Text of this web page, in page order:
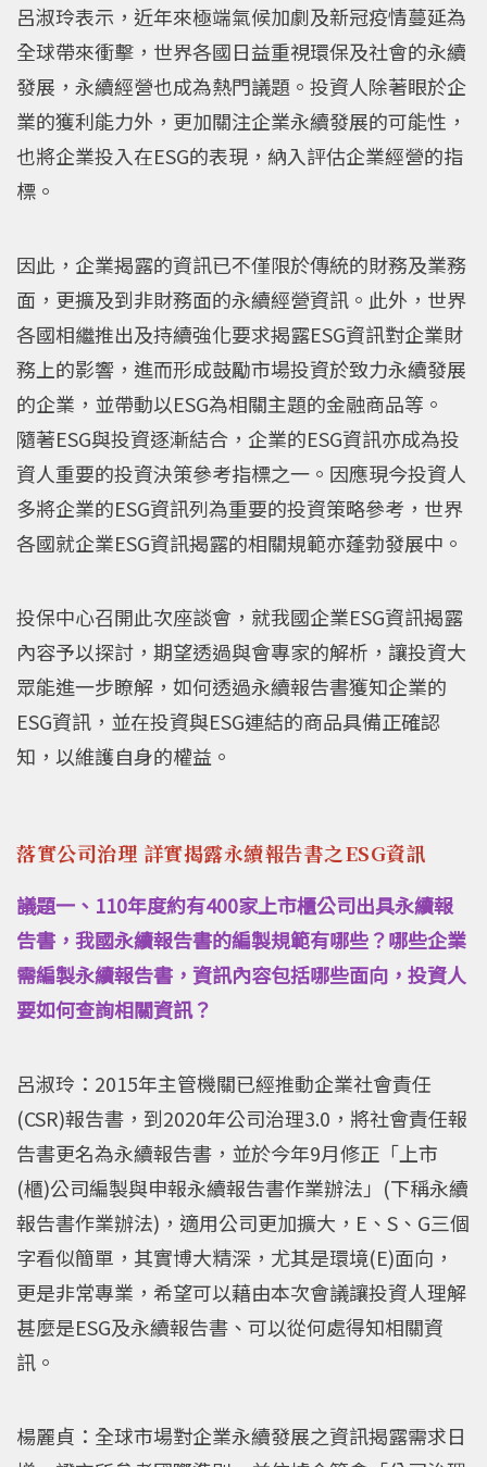
呂淑玲表示，近年來極端氣候加劇及新冠疫情蔓延為
全球帶來衝擊，世界各國日益重視環保及社會的永續
發展，永續經營也成為熱門議題。投資人除著眼於企
業的獲利能力外，更加關注企業永續發展的可能性，
也將企業投入在ESG的表現，納入評估企業經營的指
標。
因此，企業揭露的資訊已不僅限於傳統的財務及業務
面，更擴及到非財務面的永續經營資訊。此外，世界
各國相繼推出及持續強化要求揭露ESG資訊對企業財
務上的影響，進而形成鼓勵市場投資於致力永續發展
的企業，並帶動以ESG為相關主題的金融商品等。
隨著ESG與投資逐漸結合，企業的ESG資訊亦成為投
資人重要的投資決策參考指標之一。因應現今投資人
多將企業的ESG資訊列為重要的投資策略參考，世界
各國就企業ESG資訊揭露的相關規範亦蓬勃發展中。
投保中心召開此次座談會，就我國企業ESG資訊揭露
內容予以探討，期望透過與會專家的解析，讓投資大
眾能進一步瞭解，如何透過永續報告書獲知企業的
ESG資訊，並在投資與ESG連結的商品具備正確認
知，以維護自身的權益。
落實公司治理 詳實揭露永續報告書之ESG資訊
議題一、110年度約有400家上市櫃公司出具永續報
告書，我國永續報告書的編製規範有哪些？哪些企業
需編製永續報告書，資訊內容包括哪些面向，投資人
要如何查詢相關資訊？
呂淑玲：2015年主管機關已經推動企業社會責任
(CSR)報告書，到2020年公司治理3.0，將社會責任報
告書更名為永續報告書，並於今年9月修正「上市
(櫃)公司編製與申報永續報告書作業辦法」(下稱永續
報告書作業辦法)，適用公司更加擴大，E、S、G三個
字看似簡單，其實博大精深，尤其是環境(E)面向，
更是非常專業，希望可以藉由本次會議讓投資人理解
甚麼是ESG及永續報告書、可以從何處得知相關資
訊。
楊麗貞：全球市場對企業永續發展之資訊揭露需求日